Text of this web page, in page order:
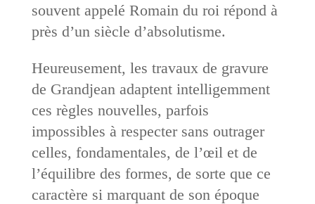
souvent appelé Romain du roi répond à
près d’un siècle d’absolutisme.
Heureusement, les travaux de gravure
de Grandjean adaptent intelligemment
ces règles nouvelles, parfois
impossibles à respecter sans outrager
celles, fondamentales, de l’œil et de
l’équilibre des formes, de sorte que ce
caractère si marquant de son époque